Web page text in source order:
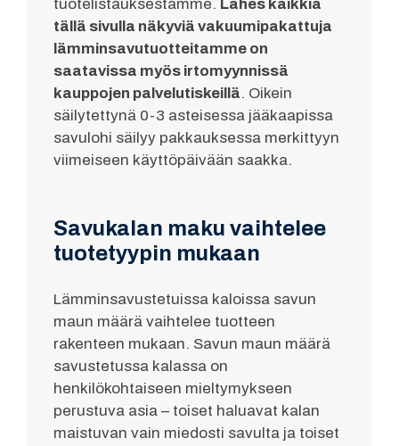
tuotelistauksestamme. Lähes kaikkia
tällä sivulla näkyviä vakuumipakattuja
lämminsavutuotteitamme on
saatavissa myös irtomyynnissä
kauppojen palvelutiskeillä. Oikein
säilytettynä 0-3 asteisessa jääkaapissa
savulohi säilyy pakkauksessa merkittyyn
viimeiseen käyttöpäivään saakka.
Savukalan maku vaihtelee
tuotetyypin mukaan
Lämminsavustetuissa kaloissa savun
maun määrä vaihtelee tuotteen
rakenteen mukaan. Savun maun määrä
savustetussa kalassa on
henkilökohtaiseen mieltymykseen
perustuva asia – toiset haluavat kalan
maistuvan vain miedosti savulta ja toiset